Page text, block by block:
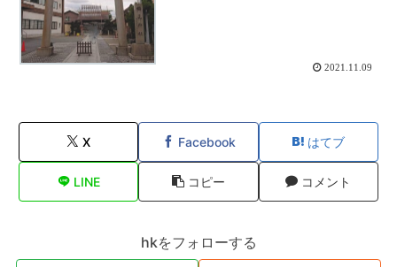
2021.11.09
X Facebook はてブ
LINE コピー コメント
hkをフォローする